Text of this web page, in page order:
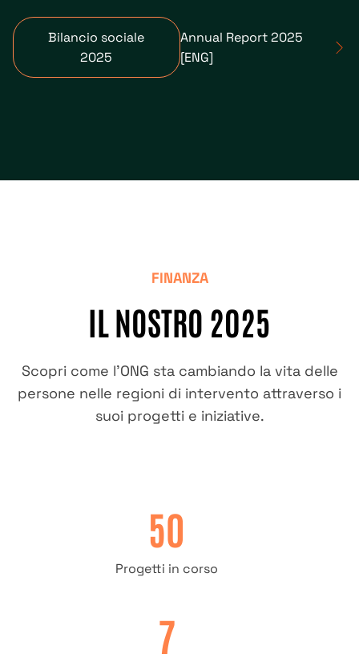
Bilancio sociale
2025
Annual Report 2025
[ENG]
FINANZA
IL NOSTRO 2025
Scopri come l'ONG sta cambiando la vita delle
persone nelle regioni di intervento attraverso i
suoi progetti e iniziative.
50
Progetti in corso
7